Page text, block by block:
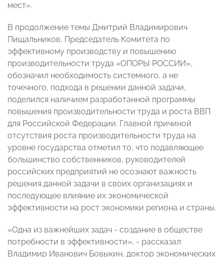
мест».
В продолжение темы Дмитрий Владимирович
Пищальников, Председатель Комитета по
эффективному производству и повышению
производительности труда «ОПОРЫ РОССИИ»,
обозначил необходимость системного, а не
точечного, подхода в решении данной задачи,
поделился наличием разработанной программы
повышения производительности труда и роста ВВП
для Российской Федерации. Главной причиной
отсутствия роста производительности труда на
уровне государства отметил то, что подавляющее
большинство собственников, руководителей
российских предприятий не осознают важность
решения данной задачи в своих организациях и
последующее влияние их экономической
эффективности на рост экономики региона и страны.
«Одна из важнейших задач - создание в обществе
потребности в эффективности», - рассказал
Владимир Иванович Бовыкин, доктор экономических